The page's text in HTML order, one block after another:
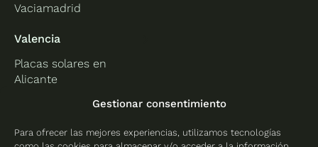
Gestionar consentimiento
Para ofrecer las mejores experiencias, utilizamos tecnologías
Vaciamadrid
Valencia
Placas solares en
Alicante
Placas solares en
Placas solares en